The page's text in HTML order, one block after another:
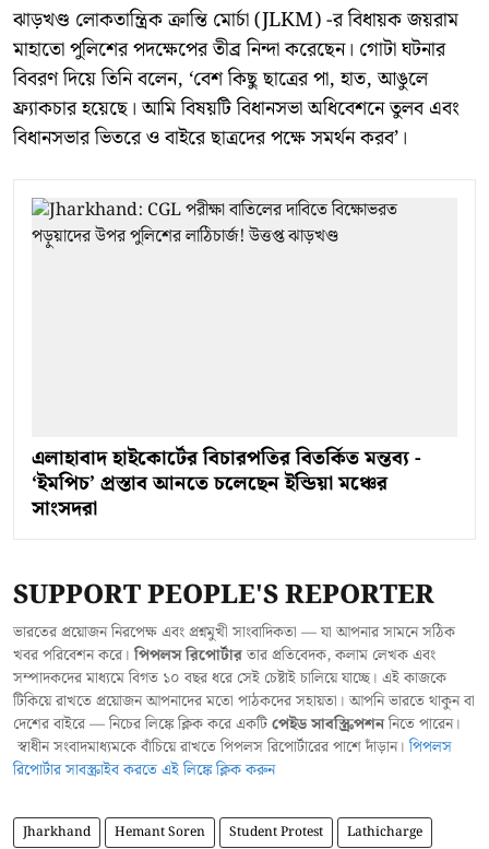
ঝাড়খণ্ড লোকতান্ত্রিক ক্রান্তি মোর্চা (JLKM) -র বিধায়ক জয়রাম
মাহাতো পুলিশের পদক্ষেপের তীব্র নিন্দা করেছেন। গোটা ঘটনার
বিবরণ দিয়ে তিনি বলেন, ‘বেশ কিছু ছাত্রের পা, হাত, আঙুলে
ফ্র্যাকচার হয়েছে। আমি বিষয়টি বিধানসভা অধিবেশনে তুলব এবং
বিধানসভার ভিতরে ও বাইরে ছাত্রদের পক্ষে সমর্থন করব’।
এলাহাবাদ হাইকোর্টের বিচারপতির বিতর্কিত মন্তব্য -
‘ইমপিচ’ প্রস্তাব আনতে চলেছেন ইন্ডিয়া মঞ্চের
সাংসদরা
SUPPORT PEOPLE'S REPORTER
ভারতের প্রয়োজন নিরপেক্ষ এবং প্রশ্নমুখী সাংবাদিকতা — যা আপনার সামনে সঠিক
খবর পরিবেশন করে।পিপলস রিপোর্টারতার প্রতিবেদক, কলাম লেখক এবং
সম্পাদকদের মাধ্যমে বিগত ১০ বছর ধরে সেই চেষ্টাই চালিয়ে যাচ্ছে। এই কাজকে
টিকিয়ে রাখতে প্রয়োজন আপনাদের মতো পাঠকদের সহায়তা। আপনি ভারতে থাকুন বা
দেশের বাইরে — নিচের লিঙ্কে ক্লিক করে একটিপেইড সাবস্ক্রিপশননিতে পারেন।
স্বাধীন সংবাদমাধ্যমকে বাঁচিয়ে রাখতে পিপলস রিপোর্টারের পাশে দাঁড়ান।পিপলস
রিপোর্টার সাবস্ক্রাইব করতে এই লিঙ্কে ক্লিক করুন
Jharkhand Hemant Soren Student Protest Lathicharge